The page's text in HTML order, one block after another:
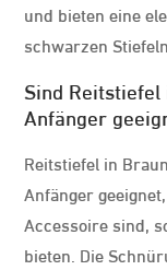
und bieten eine
schwarzen Stiefeln.
Sind
Anfänger
Reitstiefel in
Anfänger
Accessoire sind,
bieten. Die